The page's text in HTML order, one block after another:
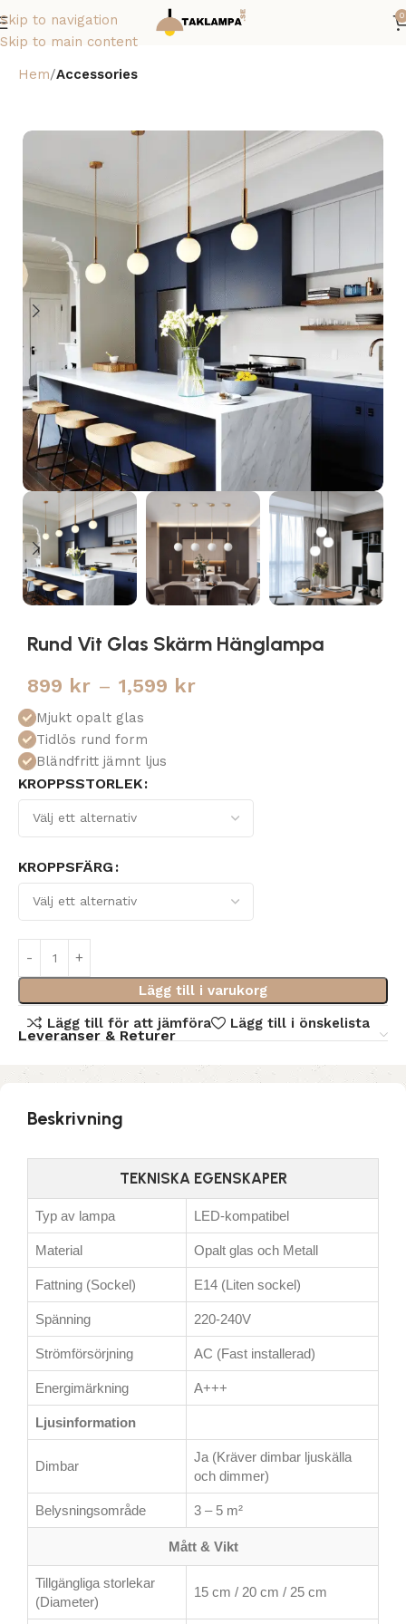
Skip to navigation
Skip to main content
0
Hem Accessories
Rund Vit Glas Skärm Hänglampa
899 kr – 1,599 kr
Mjukt opalt glas
Tidlös rund form
Bländfritt jämnt ljus
KROPPSSTORLEK
KROPPSFÄRG
Lägg till i varukorg
Lägg till för att jämföra
Lägg till i önskelista
Leveranser & Returer
Beskrivning
TEKNISKA EGENSKAPER
Typ av lampa LED-kompatibel
Material Opalt glas och Metall
Fattning (Sockel) E14 (Liten sockel)
Spänning 220-240V
Strömförsörjning AC (Fast installerad)
Energimärkning A+++
Ljusinformation
Dimbar
Ja (Kräver dimbar ljuskälla
och dimmer)
Belysningsområde 3 – 5 m²
Mått & Vikt
Tillgängliga storlekar
(Diameter)
15 cm / 20 cm / 25 cm